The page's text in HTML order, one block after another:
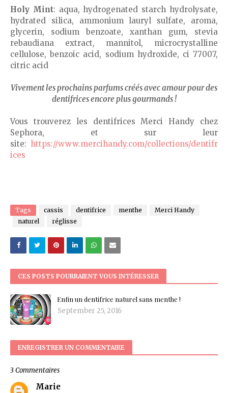
Holy Mint: aqua, hydrogenated starch hydrolysate,
hydrated silica, ammonium lauryl sulfate, aroma,
glycerin, sodium benzoate, xanthan gum, stevia
rebaudiana extract, mannitol, microcrystalline
cellulose, benzoic acid, sodium hydroxide, ci 77007,
citric acid
Vivement les prochains parfums créés avec amour pour des
dentifrices encore plus gourmands !
Vous trouverez les dentifrices Merci Handy chez
Sephora, et sur leur
site: https://www.mercihandy.com/collections/dentifr
ices
Tags cassis dentifrice menthe
Merci Handy
naturel
réglisse
CES POSTS POURRAIENT VOUS INTÉRESSER
Enfin un dentifrice naturel sans menthe !
September 25, 2016
ENREGISTRER UN COMMENTAIRE
3 Commentaires
Marie